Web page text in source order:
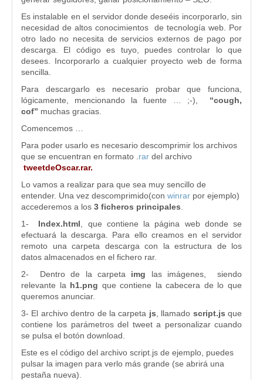
Es instalable en el servidor donde deseéis incorporarlo, sin
necesidad de altos conocimientos de tecnología web. Por
otro lado no necesita de servicios externos de pago por
descarga. El código es tuyo, puedes controlar lo que
desees. Incorporarlo a cualquier proyecto web de forma
sencilla.
Para descargarlo es necesario probar que funciona,
lógicamente, mencionando la fuente … ;-), “cough,
cof” muchas gracias.
Comencemos …
Para poder usarlo es necesario descomprimir los archivos
que se encuentran en formato . rar del archivo
tweetdeOscar.rar.
Lo vamos a realizar para que sea muy sencillo de
entender. Una vez descomprimido(con winrar por ejemplo)
accederemos a los 3 ficheros principales
1-
Index.html , que contiene la página web donde se
efectuará la descarga. Para ello creamos en el servidor
remoto una carpeta descarga con la estructura de los
datos almacenados en el fichero rar.
2- Dentro de la carpeta img las imágenes, siendo
relevante la h1.png que contiene la cabecera de lo que
queremos anunciar.
3- El archivo dentro de la carpeta js , llamado script.js que
contiene los parámetros del tweet a personalizar cuando
se pulsa el botón download.
Este es el código del archivo script.js de ejemplo, puedes
pulsar la imagen para verlo más grande (se abrirá una
pestaña nueva).